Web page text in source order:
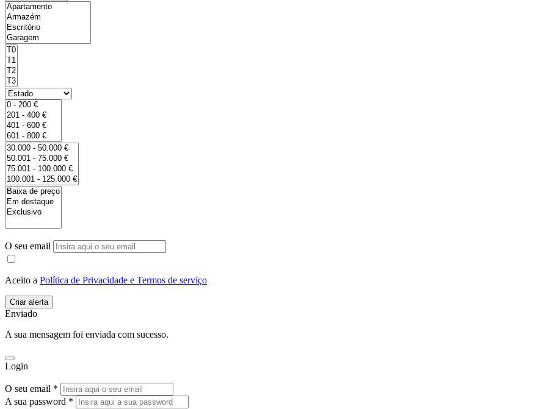
O seu email
Aceito a Política de Privacidade e Termos de serviço
Enviado
A sua mensagem foi enviada com sucesso.
Login
O seu email *
A sua password *